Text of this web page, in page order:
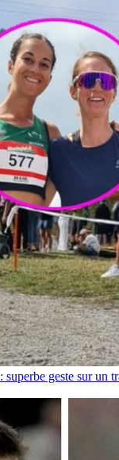
superbe geste sur un